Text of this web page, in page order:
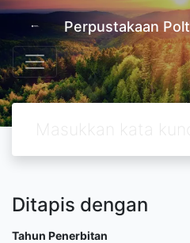
Perpustakaan
Ditapis dengan
Tahun Penerbitan